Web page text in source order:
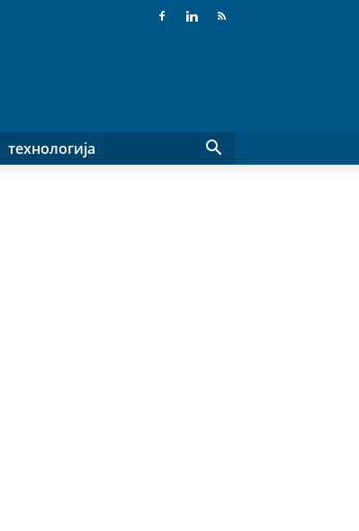
технологија